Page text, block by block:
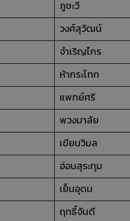
ภูชะวี
วงศ์สุวัฒน์
จำเริญไกร
ห้ากระโทก
แพทย์ศรี
พวงมาลัย
เขียนวิมล
อ่อนสุระทุม
เย็นอุดม
ฤทธิ์จันดี